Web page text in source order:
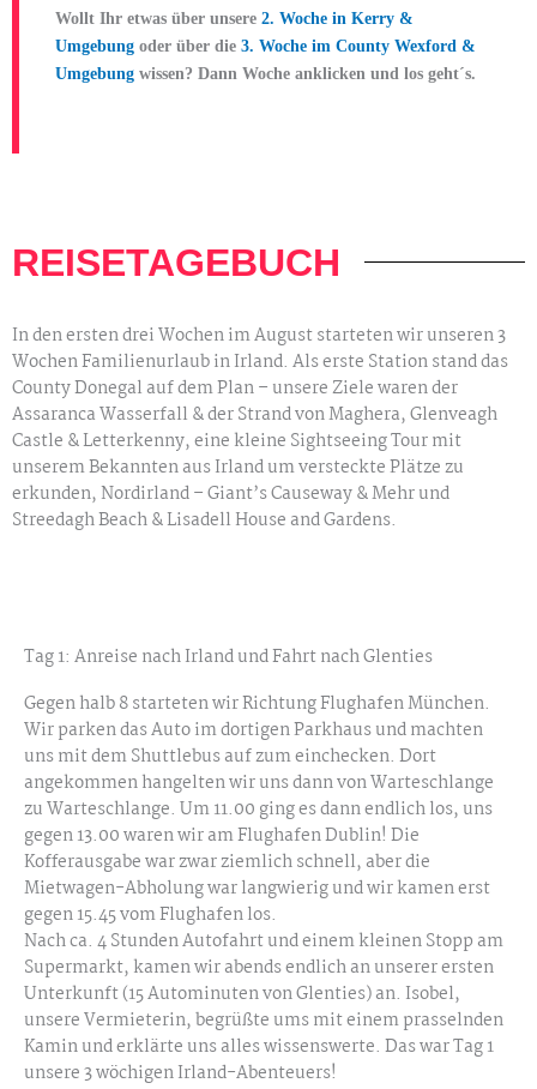
Wollt Ihr etwas über unsere 2. Woche in Kerry &
Umgebung oder über die 3. Woche im County Wexford &
Umgebung wissen? Dann Woche anklicken und los geht´s.
REISETAGEBUCH
In den ersten drei Wochen im August starteten wir unseren 3
Wochen Familienurlaub in Irland. Als erste Station stand das
County Donegal auf dem Plan – unsere Ziele waren der
Assaranca Wasserfall & der Strand von Maghera, Glenveagh
Castle & Letterkenny, eine kleine Sightseeing Tour mit
unserem Bekannten aus Irland um versteckte Plätze zu
erkunden, Nordirland – Giant’s Causeway & Mehr und
Streedagh Beach & Lisadell House and Gardens.
Tag 1: Anreise nach Irland und Fahrt nach Glenties
Gegen halb 8 starteten wir Richtung Flughafen München.
Wir parken das Auto im dortigen Parkhaus und machten
uns mit dem Shuttlebus auf zum einchecken. Dort
angekommen hangelten wir uns dann von Warteschlange
zu Warteschlange. Um 11.00 ging es dann endlich los, uns
gegen 13.00 waren wir am Flughafen Dublin! Die
Kofferausgabe war zwar ziemlich schnell, aber die
Mietwagen-Abholung war langwierig und wir kamen erst
gegen 15.45 vom Flughafen los.
Nach ca. 4 Stunden Autofahrt und einem kleinen Stopp am
Supermarkt, kamen wir abends endlich an unserer ersten
Unterkunft (15 Autominuten von Glenties) an. Isobel,
unsere Vermieterin, begrüßte ums mit einem prasselnden
Kamin und erklärte uns alles wissenswerte. Das war Tag 1
unsere 3 wöchigen Irland-Abenteuers!